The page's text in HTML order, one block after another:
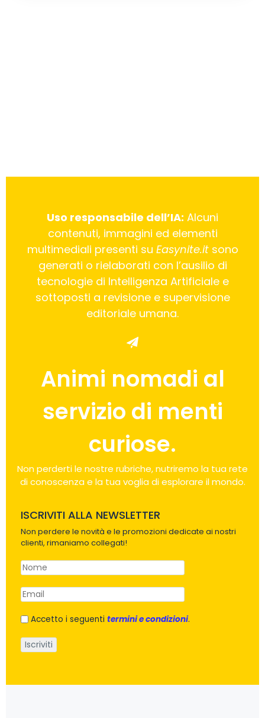
Uso responsabile dell’IA: Alcuni
contenuti, immagini ed elementi
multimediali presenti su Easynite.itsono
generati o rielaborati con l’ausilio di
tecnologie di Intelligenza Artificiale e
sottoposti a revisione e supervisione
editoriale umana.
Animi nomadi al
servizio di menti
curiose.
Non perderti le nostre rubriche, nutriremo la tua rete
di conoscenza e la tua voglia di esplorare il mondo.
ISCRIVITI ALLA NEWSLETTER
Non perdere le novità e le promozioni dedicate ai nostri
clienti, rimaniamo collegati!
Accetto i seguenti termini e condizioni.